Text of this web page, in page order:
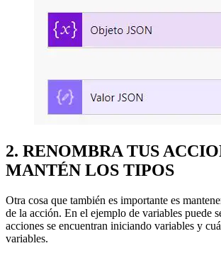
2. RENOMBRA TUS
MANTÉN LOS TIPOS
Otra cosa que también es importante es
de la acción. En el ejemplo de variables puede
acciones se encuentran iniciando variables y
variables.